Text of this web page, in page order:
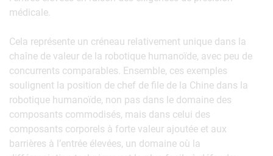
médicale.
Cela représente un créneau relativement unique dans la
chaîne de valeur de la robotique humanoïde, avec peu de
concurrents comparables. Ensemble, ces exemples
soulignent la position de chef de file de la Chine dans la
robotique humanoïde, non pas dans le domaine des
composants commodisés, mais dans celui des
composants corporels à forte valeur ajoutée et aux
barrières à l’entrée élevées, un domaine où la